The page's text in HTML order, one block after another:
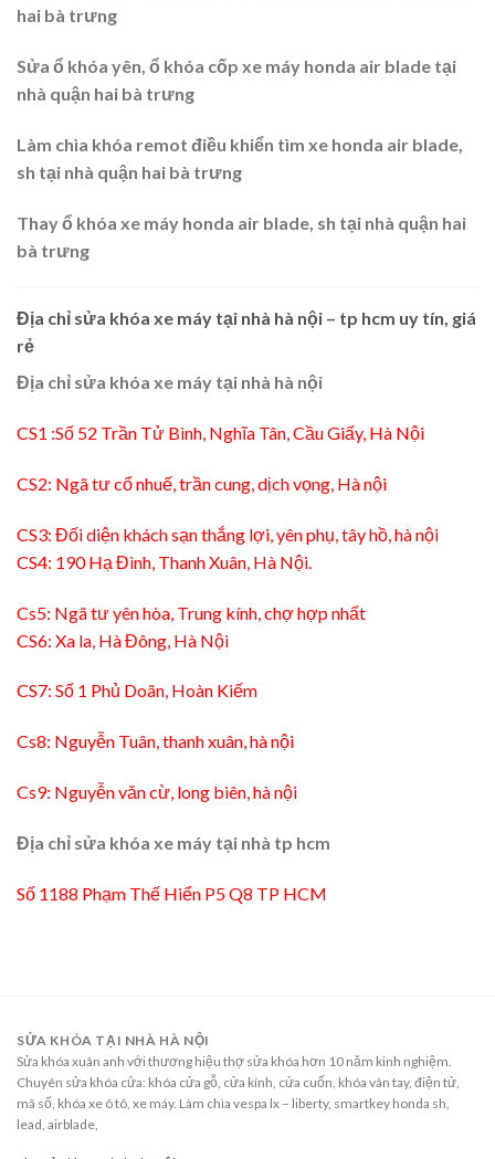
hai bà trưng
Sửa ổ khóa yên, ổ khóa cốp xe máy honda air blade tại
nhà quận hai bà trưng
Làm chìa khóa remot điều khiển tìm xe honda air blade,
sh tại nhà quận hai bà trưng
Thay ổ khóa xe máy honda air blade, sh tại nhà quận hai
bà trưng
Địa chỉ sửa khóa xe máy tại nhà hà nội – tp hcm uy tín, giá
rẻ
Địa chỉ sửa khóa xe máy tại nhà hà nội
CS1 :Số 52 Trần Tử Bình, Nghĩa Tân, Cầu Giấy, Hà Nội
CS2: Ngã tư cổ nhuế, trần cung, dịch vọng, Hà nội
CS3: Đối diện khách sạn thắng lợi, yên phụ, tây hồ, hà nội
CS4: 190 Hạ Đình, Thanh Xuân, Hà Nội.
Cs5: Ngã tư yên hòa, Trung kính, chợ hợp nhất
CS6: Xa la, Hà Đông, Hà Nội
CS7: Số 1 Phủ Doãn, Hoàn Kiếm
Cs8: Nguyễn Tuân, thanh xuân, hà nội
Cs9: Nguyễn văn cừ, long biên, hà nội
Địa chỉ sửa khóa xe máy tại nhà tp hcm
Số 1188 Phạm Thế Hiển P5 Q8 TP HCM
SỬA KHÓA TẠI NHÀ HÀ NỘI
Sửa khóa xuân anh với thương hiệu thợ sửa khóa hơn 10 năm kinh nghiệm.
Chuyên sửa khóa cửa: khóa cửa gỗ, cửa kính, cửa cuốn, khóa vân tay, điện tử,
mã số, khóa xe ô tô, xe máy. Làm chìa vespa lx – liberty, smartkey honda sh,
lead, airblade,